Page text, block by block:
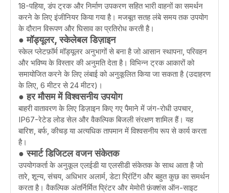
18-पहिया, डंप ट्रक और निर्माण उपकरण सहित भारी वाहनों का समर्थन
करने के लिए इंजीनियर किया गया है। मजबूत सतह लंबे समय तक उपयोग
के दौरान विरूपण और घिसाव का प्रतिरोध करती है।
● मॉड्यूलर, स्केलेबल डिज़ाइन
स्केल प्लेटफ़ॉर्म मॉड्यूलर अनुभागों से बना है जो आसान स्थापना, परिवहन
और भविष्य के विस्तार की अनुमति देता है। विभिन्न ट्रक आकारों को
समायोजित करने के लिए लंबाई को अनुकूलित किया जा सकता है (उदाहरण
के लिए, 6 मीटर से 24 मीटर)।
● हर मौसम में विश्वसनीय उपयोग
बाहरी वातावरण के लिए डिज़ाइन किए गए पैमाने में जंग-रोधी उपचार,
IP67-रेटेड लोड सेल और वैकल्पिक बिजली संरक्षण शामिल हैं। यह
बारिश, बर्फ, कीचड़ या अत्यधिक तापमान में विश्वसनीय रूप से कार्य करता
है।
● स्मार्ट डिजिटल वजन संकेतक
उपयोगकर्ता के अनुकूल एलईडी या एलसीडी संकेतक के साथ आता है जो
तारे, शून्य, संचय, अधिभार अलार्म, डेटा प्रिंटिंग और बहुत कुछ का समर्थन
करता है। वैकल्पिक अंतर्निर्मित प्रिंटर और मेमोरी फ़ंक्शंस ऑन-साइट